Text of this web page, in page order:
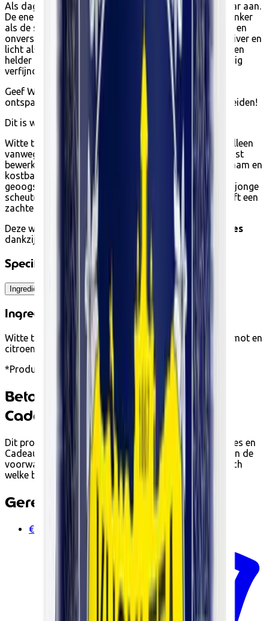
Als dag en nacht vullen deze twee schoonheden elkaar aan.
De ene is zo helder als de dageraad, de andere zo donker
als de schemering. Terwijl haar oudere zus een rebels en
onverschrokken karakter heeft, is Witte Anastasia zuiver en
licht als witte thee. Delicaat als oranjebloesem. Pittig en
helder als de bergamot en de citroen die deze oneindig
verfijnde melange bekronen.
Geef White Anastasia carte blanche om uw
ontspanningspauzes gedurende de hele dag te begeleiden!
Dit is wat je moet weten:
Witte thee symboliseert zuiverheid. Maar het is niet alleen
vanwege de kleur! Dat komt vooral omdat het de minst
bewerkte thee is, en dus het minst geoxideerd. Zeldzaam en
kostbaar, het wordt twee keer per jaar met de hand
geoogst. Zijn lange, dunne bladeren zijn bezaaid met jonge
scheuten en knoppen. De witte thee is delicaat en heeft een
zachte en fluweelachtige textuur.
Deze witte thee kan worden gekocht met eco-cheques
dankzij het label van biologische landbouw
Specificaties
Ingrediënten Gebruiksadvies
Ingrediënten
Witte thee*, groene thee*, essentiële oliën van bergamot en
citroen, natuurlijke aroma's
*Producten uit de biologische landbouw
Betalen met Ecocheques en
Cadeaucheques
Dit product kan je bij Ecoshop betalen met Ecocheques en
Cadeaucheques van Edenred wanneer het voldoet aan de
voorwaarden. Tijdens het afrekenen zie je automatisch
welke betaalopties beschikbaar zijn.
Gerelateerde producten
€11.00